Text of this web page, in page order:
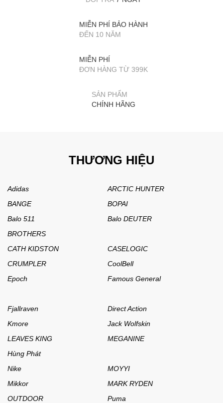
MIỄN PHÍ BẢO HÀNH
ĐẾN 10 NĂM
MIỄN PHÍ
ĐƠN HÀNG TỪ 399K
SẢN PHẨM
CHÍNH HÃNG
THƯƠNG HIỆU
Adidas
ARCTIC HUNTER
BANGE
BOPAI
Balo 511
Balo DEUTER
BROTHERS
CATH KIDSTON
CASELOGIC
CRUMPLER
CoolBell
Epoch
Famous General
Fjallraven
Direct Action
Kmore
Jack Wolfskin
LEAVES KING
MEGANINE
Hùng Phát
Nike
MOYYI
Mikkor
MARK RYDEN
OUTDOOR
Puma